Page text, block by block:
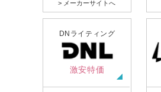
> メーカーサイトへ
DNライティング
激安特価